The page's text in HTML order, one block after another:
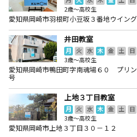
2歳～高校生
愛知県岡崎市羽根町小豆坂３番地ウイン
井田教室
月 火 水 木 金 土
日
3歳～高校生
愛知県岡崎市鴨田町字南魂場６０ プリ
号
上地３丁目教室
月 火 水 木 金 土
日
3歳～高校生
愛知県岡崎市上地３丁目３０－１２